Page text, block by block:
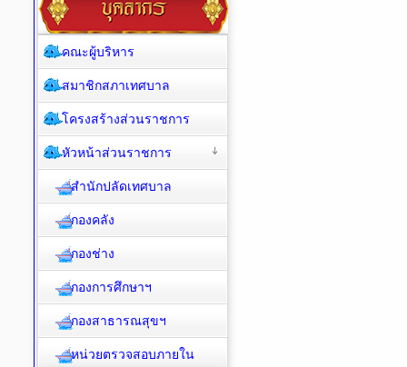
คณะผู้บริหาร
สมาชิกสภาเทศบาล
โครงสร้างส่วนราชการ
หัวหน้าส่วนราชการ
สำนักปลัดเทศบาล
กองคลัง
กองช่าง
กองการศึกษาฯ
กองสาธารณสุขฯ
หน่วยตรวจสอบภายใน